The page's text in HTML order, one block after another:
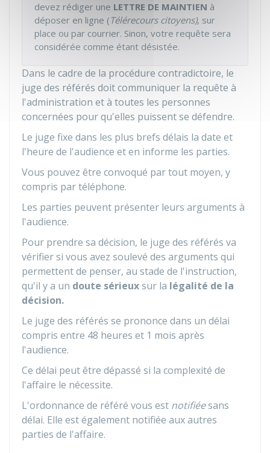
devez rédiger une LETTRE DE MAINTIEN à
déposer en ligne ( Télérecours citoyens), sur
place ou par courrier. Sinon, votre requête sera
considérée comme étant désistée.
Dans le cadre de la procédure contradictoire, le
juge des référés doit communiquer la requête à
l'administration et à toutes les personnes
concernées pour qu'elles puissent se défendre.
Le juge fixe dans les plus brefs délais la date et
l'heure de l'audience et en informe les parties.
Vous pouvez être convoqué par tout moyen, y
compris par téléphone.
Les parties peuvent présenter leurs arguments à
l'audience.
Pour prendre sa décision, le juge des référés va
vérifier si vous avez soulevé des arguments qui
permettent de penser, au stade de l'instruction,
qu'il y a un doute sérieuxsur la légalité de la
décision.
Le juge des référés se prononce dans un délai
compris entre 48 heures et 1 mois après
l'audience.
Ce délai peut être dépassé si la complexité de
l'affaire le nécessite.
L'ordonnance de référé vous est notifiéesans
délai. Elle est également notifiée aux autres
parties de l'affaire.